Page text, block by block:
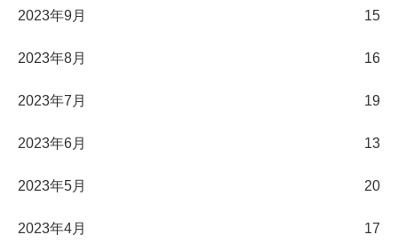
2023年9月 15
2023年8月 16
2023年7月 19
2023年6月 13
2023年5月 20
2023年4月 17